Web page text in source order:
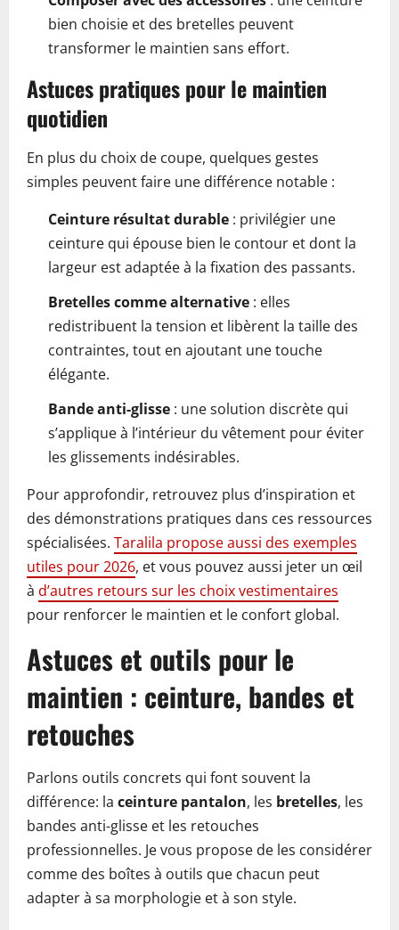
bien choisie et des bretelles peuvent
transformer le maintien sans effort.
Astuces pratiques pour le maintien
quotidien
En plus du choix de coupe, quelques gestes
simples peuvent faire une différence notable :
Ceinture résultat durable : privilégier une
ceinture qui épouse bien le contour et dont la
largeur est adaptée à la fixation des passants.
Bretelles comme alternative : elles
redistribuent la tension et libèrent la taille des
contraintes, tout en ajoutant une touche
élégante.
Bande anti-glisse : une solution discrète qui
s’applique à l’intérieur du vêtement pour éviter
les glissements indésirables.
Pour approfondir, retrouvez plus d’inspiration et
des démonstrations pratiques dans ces ressources
spécialisées. Taralila propose aussi des exemples
utiles pour 2026, et vous pouvez aussi jeter un œil
à d’autres retours sur les choix vestimentaires
pour renforcer le maintien et le confort global.
Astuces et outils pour le
maintien : ceinture, bandes et
retouches
Parlons outils concrets qui font souvent la
différence: la ceinture pantalon, les bretelles, les
bandes anti-glisse et les retouches
professionnelles. Je vous propose de les considérer
comme des boîtes à outils que chacun peut
adapter à sa morphologie et à son style.